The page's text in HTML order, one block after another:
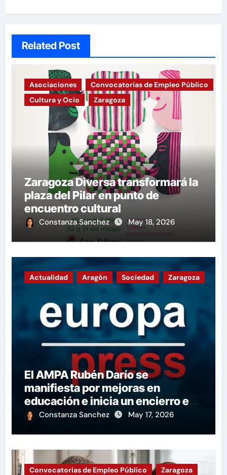
Related Post
Asociaciones
Convocatorias de Empleo Público
Cultura y Ocio
Zaragoza
Zaragoza Diversa transformará la
plaza del Pilar en punto de
encuentro cultural
Constanza Sanchez May 18, 2026
Actualidad Aragón Sociedad Zaragoza
El AMPA Rubén Darío se
manifiesta por mejoras en
educación e inicia un encierro en
apoyo a la huelga.
Constanza Sanchez May 17, 2026
Convocatorias de Empleo Público Zaragoza